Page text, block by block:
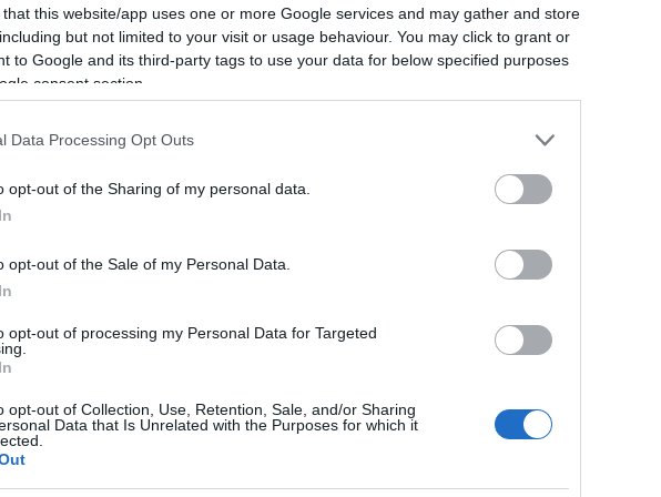
that this website/app uses one or more Google services and may gather and store
but not limited to your visit or usage behaviour. You may click to grant or
to Google and its third-party tags to use your data for below specified purposes
consent section.
Data Processing Opt Outs
opt-out of the Sharing of my personal data.
opt-out of the Sale of my Personal Data.
opt-out of processing my Personal Data for Targeted
opt-out of Collection, Use, Retention, Sale, and/or Sharing
Data that Is Unrelated with the Purposes for which it
határozottabb, kitárulkozóbb hangvételt üt meg, miközben
társadalomkritikus tartalmaival is elgondolkodtat.
tovább
Szeretetszédelgő - Sziámi AndFriends
2023. 12. 06.|Kultúrpart
lemezbemutató koncertet a Sziámi AndFriends.
Meztelenség és anatómia
A forradalom egy holland
A legizgalmasabb fotók 2015-
Készülőben a nagy meztelen
Nézd meg a 48-as
készült fotókat!
Hírlevél feliratkozás